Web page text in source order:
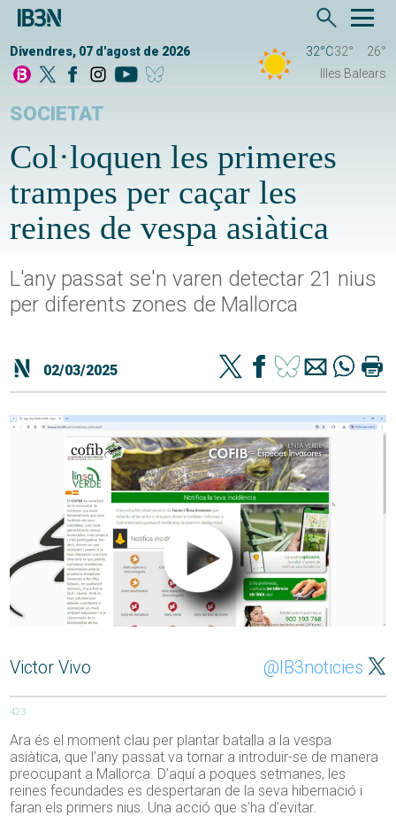
Divendres, 07 d'agost de 2026 32°C32°
26°
Illes Balears
SOCIETAT
Col·loquen les primeres
trampes per caçar les
reines de vespa asiàtica
L'any passat se'n varen detectar 21 nius
per diferents zones de Mallorca
02/03/2025
Victor Vivo @IB3noticies
423
Ara és el moment clau per plantar batalla a la vespa
asiàtica, que l’any passat va tornar a introduir-se de manera
preocupant a Mallorca. D’aquí a poques setmanes, les
reines fecundades es despertaran de la seva hibernació i
faran els primers nius. Una acció que s’ha d’evitar.